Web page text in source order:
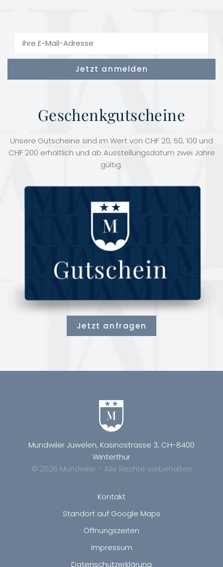
Geschenkgutscheine
Unsere Gutscheine sind im Wert von CHF 20, 50, 100 und
CHF 200 erhältlich und ab Ausstellungsdatum zwei Jahre
gültig.
Jetzt anfragen
Mundwiler Juwelen, Kasinostrasse 3, CH-8400
Winterthur
© 2026 Mundwiler - Alle Rechte vorbehalten
Kontakt
Standort auf Google Maps
Öffnungszeiten
Impressum
Datenschutzerklärung